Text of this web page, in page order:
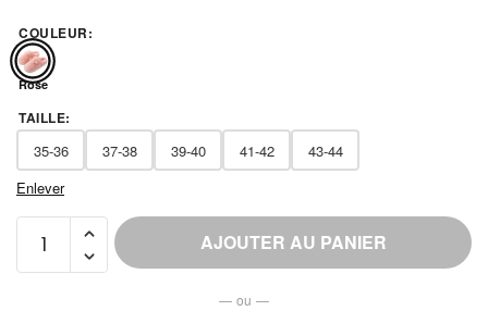
COULEUR:
Rose
TAILLE:
35-36 37-38 39-40 41-42
43-44
Enlever
Chausson
AJOUTER AU PANIER
— ou —